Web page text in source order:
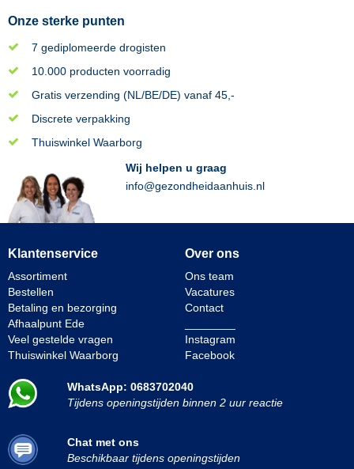
Onze sterke punten
7 gediplomeerde drogisten
10.000 producten voorradig
Gratis verzending (NL/BE/DE) vanaf 45,-
Discrete verpakking
Thuiswinkel Waarborg
Wij helpen u graag
info@gezondheidaanhuis.nl
Klantenservice
Assortiment
Bestellen
Betaling en bezorging
Afhaalpunt Ede
Veel gestelde vragen
Thuiswinkel Waarborg
Over ons
Ons team
Vacatures
Contact
Instagram
Facebook
WhatsApp: 0683702040
Tijdens openingstijden binnen 2 uur reactie
Chat met ons
Beschikbaar tijdens openingstijden